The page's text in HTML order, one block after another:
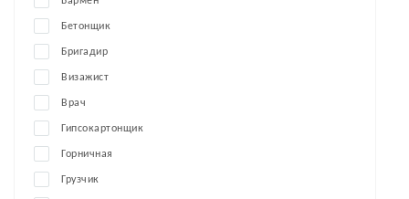
Бетонщик
Бригадир
Визажист
Врач
Гипсокартонщик
Горничная
Грузчик